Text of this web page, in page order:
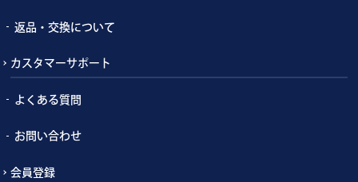
返品・交換について
カスタマーサポート
よくある質問
お問い合わせ
会員登録